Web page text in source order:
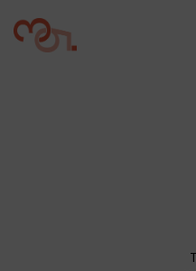
content